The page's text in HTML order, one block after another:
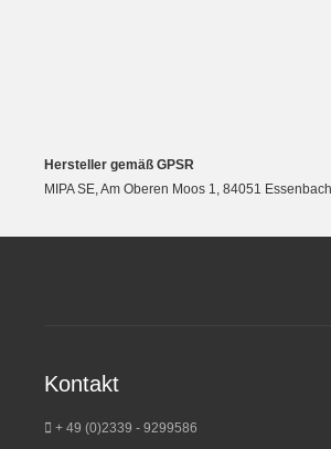
Hersteller gemäß GPSR
MIPA SE, Am Oberen Moos 1, 84051
Kontakt
+ 49 (0)2339 - 9299586